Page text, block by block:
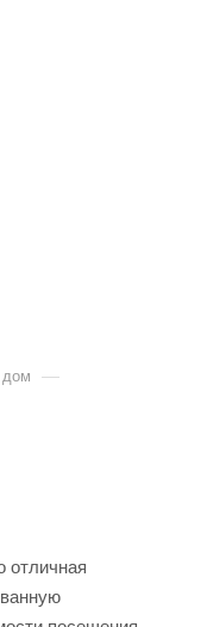
дом —
отличная